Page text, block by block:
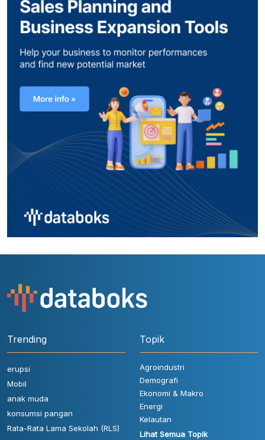
Trending
erupsi
Mobil
anak muda
konsumsi pangan
Rata-Rata Lama Sekolah (RLS)
Topik
Agroindustri
Demografi
Ekonomi & Makro
Energi
Kelautan
Lihat Semua Topik